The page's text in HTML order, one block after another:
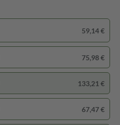
59,14 €
75,98 €
133,21 €
67,47 €